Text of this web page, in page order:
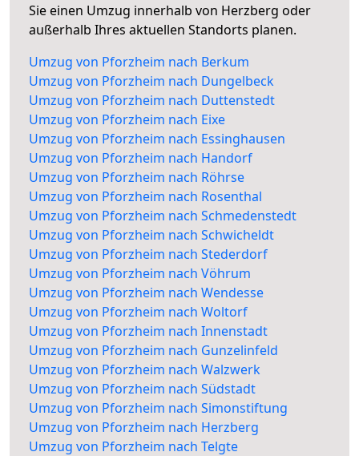
Sie einen Umzug innerhalb von Herzberg oder
außerhalb Ihres aktuellen Standorts planen.
Umzug von Pforzheim nach Berkum
Umzug von Pforzheim nach Dungelbeck
Umzug von Pforzheim nach Duttenstedt
Umzug von Pforzheim nach Eixe
Umzug von Pforzheim nach Essinghausen
Umzug von Pforzheim nach Handorf
Umzug von Pforzheim nach Röhrse
Umzug von Pforzheim nach Rosenthal
Umzug von Pforzheim nach Schmedenstedt
Umzug von Pforzheim nach Schwicheldt
Umzug von Pforzheim nach Stederdorf
Umzug von Pforzheim nach Vöhrum
Umzug von Pforzheim nach Wendesse
Umzug von Pforzheim nach Woltorf
Umzug von Pforzheim nach Innenstadt
Umzug von Pforzheim nach Gunzelinfeld
Umzug von Pforzheim nach Walzwerk
Umzug von Pforzheim nach Südstadt
Umzug von Pforzheim nach Simonstiftung
Umzug von Pforzheim nach Herzberg
Umzug von Pforzheim nach Telgte